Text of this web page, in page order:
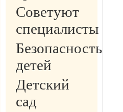
Советуют
специалисты
Безопасность
детей
Детский
сад